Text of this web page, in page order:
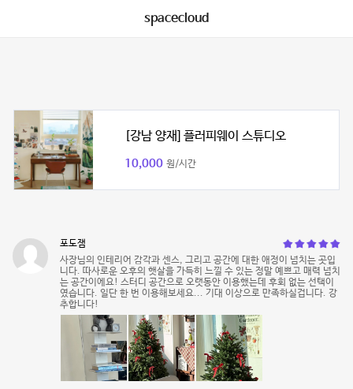
spacecloud
[강남 양재] 플러피웨이 스튜디오
10,000 원/시간
포도잼
사장님의 인테리어 감각과 센스, 그리고 공간에 대한 애정이 넘치는 곳입
니다. 따사로운 오후의 햇살을 가득히 느낄 수 있는 정말 예쁘고 매력 넘치
는 공간이에요! 스터디 공간으로 오랫동안 이용했는데 후회 없는 선택이
였습니다. 일단 한 번 이용해보세요... 기대 이상으로 만족하실겁니다. 강
추합니다!